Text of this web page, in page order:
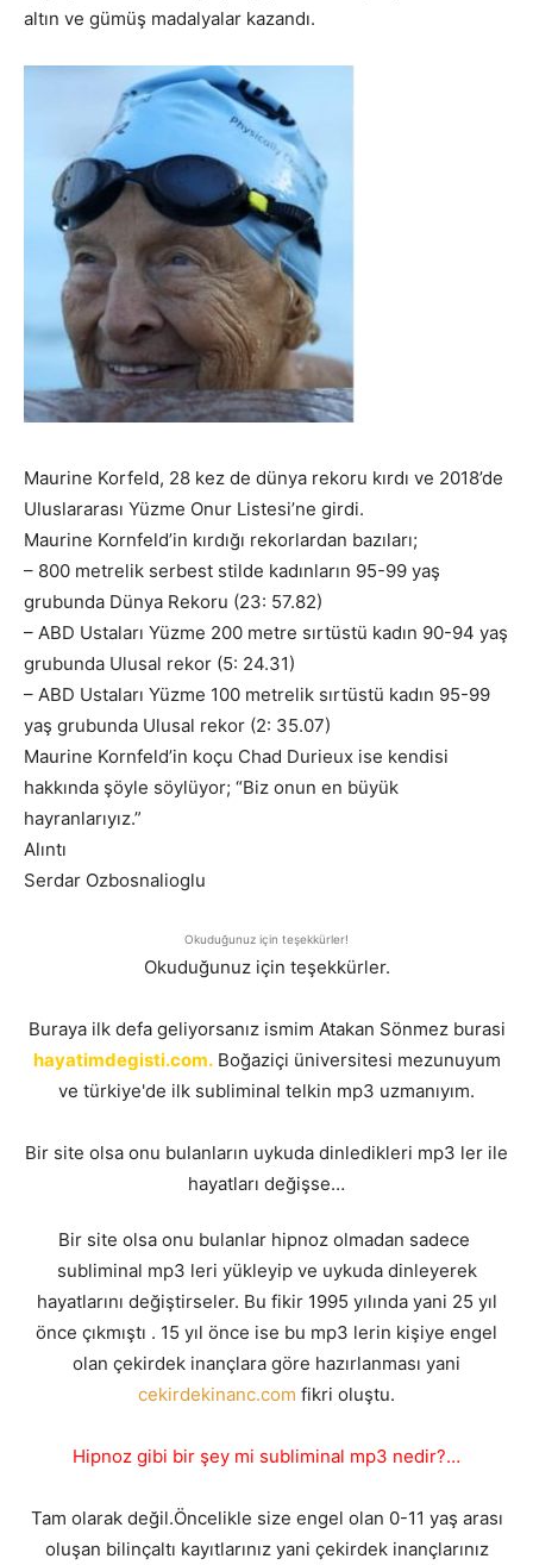
altın ve gümüş madalyalar kazandı.
Maurine Korfeld, 28 kez de dünya rekoru kırdı ve 2018’de
Uluslararası Yüzme Onur Listesi’ne girdi.
Maurine Kornfeld’in kırdığı rekorlardan bazıları;
– 800 metrelik serbest stilde kadınların 95-99 yaş
grubunda Dünya Rekoru (23: 57.82)
– ABD Ustaları Yüzme 200 metre sırtüstü kadın 90-94 yaş
grubunda Ulusal rekor (5: 24.31)
– ABD Ustaları Yüzme 100 metrelik sırtüstü kadın 95-99
yaş grubunda Ulusal rekor (2: 35.07)
Maurine Kornfeld’in koçu Chad Durieux ise kendisi
hakkında şöyle söylüyor; “Biz onun en büyük
hayranlarıyız.”
Alıntı
Serdar Ozbosnalioglu
Okuduğunuz için teşekkürler!
Okuduğunuz için teşekkürler.
Buraya ilk defa geliyorsanız ismim Atakan Sönmez burasi
hayatimdegisti.com.Boğaziçi üniversitesi mezunuyum
ve türkiye'de ilk subliminal telkin mp3 uzmanıyım.
Bir site olsa onu bulanların uykuda dinledikleri mp3 ler ile
hayatları değişse…
Bir site olsa onu bulanlar hipnoz olmadan sadece
subliminal mp3 leri yükleyip ve uykuda dinleyerek
hayatlarını değiştirseler. Bu fikir 1995 yılında yani 25 yıl
önce çıkmıştı . 15 yıl önce ise bu mp3 lerin kişiye engel
olan çekirdek inançlara göre hazırlanması yani
cekirdekinanc.com fikri oluştu.
Hipnoz gibi bir şey mi subliminal mp3 nedir?…
Tam olarak değil.Öncelikle size engel olan 0-11 yaş arası
oluşan bilinçaltı kayıtlarınız yani çekirdek inançlarınız